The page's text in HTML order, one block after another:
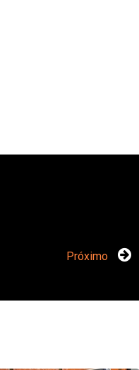
Próximo